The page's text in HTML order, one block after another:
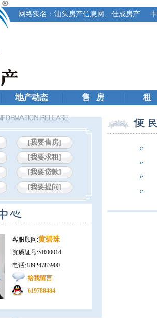
网络实名：汕头房产信息网、佳成房产
地产动态 售 房 租
[我要售房]
[我要求租]
[我要贷款]
[我要提问]
客服顾问:黄碧珠
资质证号:SR00014
电话:18924783900
给我留言
619788484